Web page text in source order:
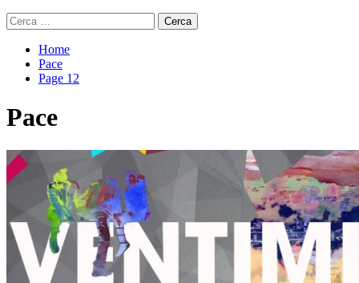
Ricerca
per:
Home
Pace
Page 12
Pace